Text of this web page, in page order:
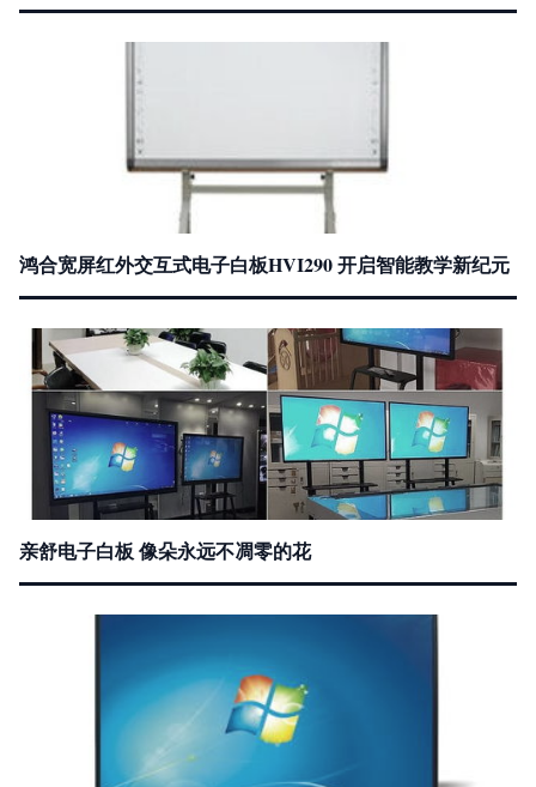
鸿合宽屏红外交互式电子白板HVI290 开启智能教学新纪元
亲舒电子白板 像朵永远不凋零的花